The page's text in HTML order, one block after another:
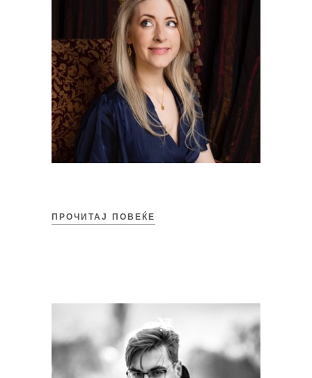
ПРОЧИТАЈ ПОВЕЌЕ